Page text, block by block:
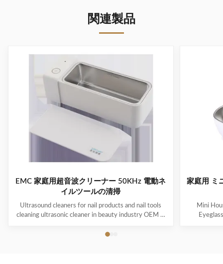
関連製品
EMC 家庭用超音波クリーナー 50KHz 電動ネ
イルツールの清掃
Ultrasound cleaners for nail products and nail tools
cleaning ultrasonic cleaner in beauty industry OEM &
Customer can choose the color! Ultrasonic cleaning is
家庭用 ミ
Mini